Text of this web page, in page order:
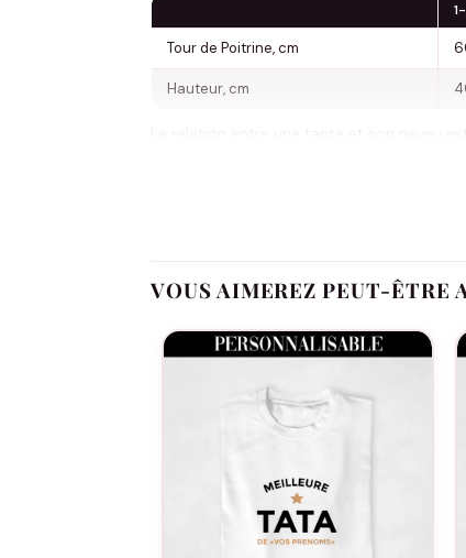
Tour de Poitrine, cm
Hauteur, cm
La relation entre une tante et son neveu
lien extraordinaire, nous avons créé une
Que ce soit pour une sortie en ville, une
shirts sont un moyen ludique et tendance
d’amour et de complicité. Alors, que
monde que vous êtes un duo parfait, une
VOUS AIMEREZ PEUT-ÊTRE